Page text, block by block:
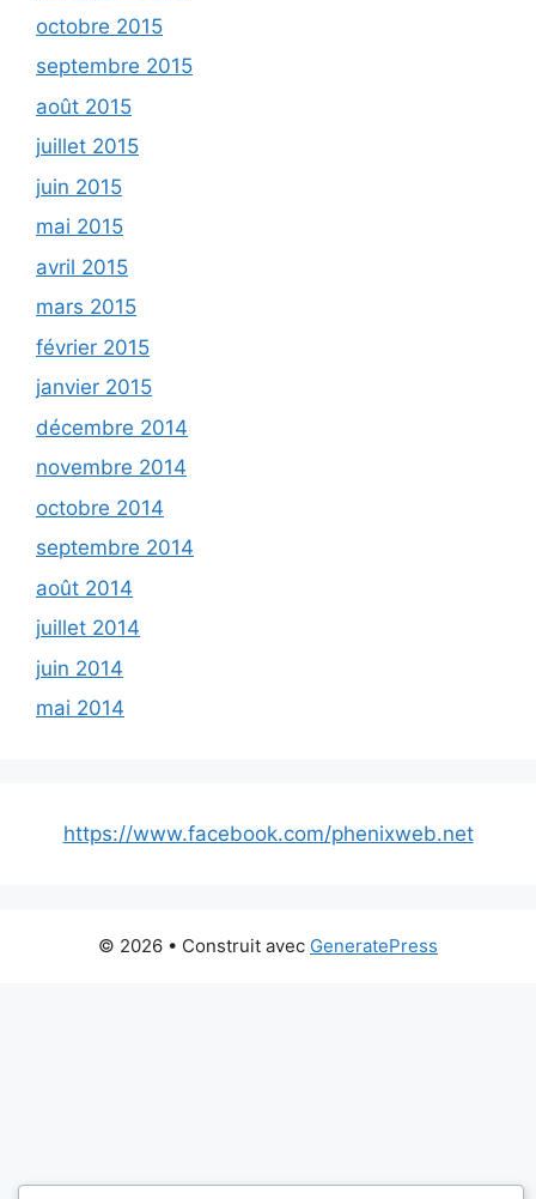
octobre 2015
septembre 2015
août 2015
juillet 2015
juin 2015
mai 2015
avril 2015
mars 2015
février 2015
janvier 2015
décembre 2014
novembre 2014
octobre 2014
septembre 2014
août 2014
juillet 2014
juin 2014
mai 2014
https://www.facebook.com/phenixweb.net
© 2026 • Construit avec GeneratePress